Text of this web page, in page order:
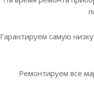
Гарантируем самую
Ремонтируем все